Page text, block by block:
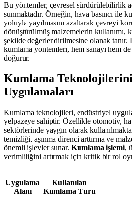
Bu yöntemler, çevresel sürdürülebilirlik
sunmaktadır. Örneğin, hava basıncı ile
yoluyla yayılmasını azaltarak çevreyi
dönüştürülmüş malzemelerin kullanımı,
şekilde değerlendirilmesine olanak tanır.
kumlama yöntemleri, hem sanayi hem
doğurur.
Kumlama
Uygulamaları
Kumlama teknolojileri, endüstriyel
yelpazeye sahiptir. Özellikle otomotiv,
sektörlerinde yaygın olarak
temizliği, aşınma direnci arttırma ve
önemli işlevler sunar. Kumlama işlemi,
verimliliğini artırmak için kritik bir rol
Uygulama
Alanı
Kullanılan
Kumlama Türü